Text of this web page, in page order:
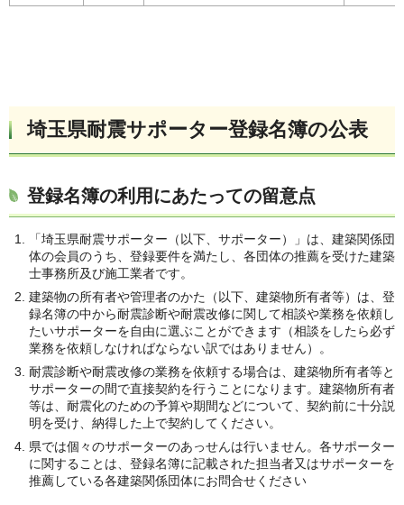
埼玉県耐震サポーター登録名簿の公表
登録名簿の利用にあたっての留意点
「埼玉県耐震サポーター（以下、サポーター）」は、建築関係団
体の会員のうち、登録要件を満たし、各団体の推薦を受けた建築
士事務所及び施工業者です。
建築物の所有者や管理者のかた（以下、建築物所有者等）は、登
録名簿の中から耐震診断や耐震改修に関して相談や業務を依頼し
たいサポーターを自由に選ぶことができます（相談をしたら必ず
業務を依頼しなければならない訳ではありません）。
耐震診断や耐震改修の業務を依頼する場合は、建築物所有者等と
サポーターの間で直接契約を行うことになります。建築物所有者
等は、耐震化のための予算や期間などについて、契約前に十分説
明を受け、納得した上で契約してください。
県では個々のサポーターのあっせんは行いません。各サポーター
に関することは、登録名簿に記載された担当者又はサポーターを
推薦している各建築関係団体にお問合せください